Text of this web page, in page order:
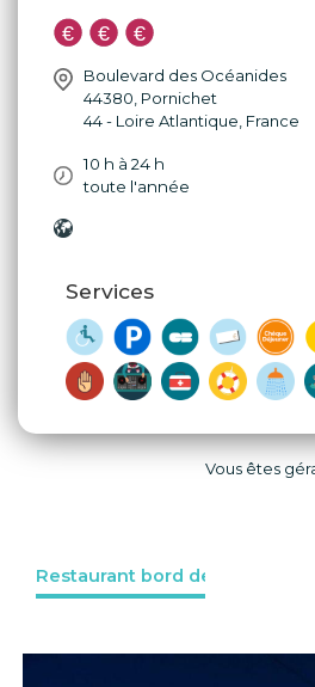
Boulevard des Océanides
44380, Pornichet
44 - Loire Atlantique, France
10 h à 24 h
toute l'année
Services
Vous êtes
Restaurant bord de l'eau